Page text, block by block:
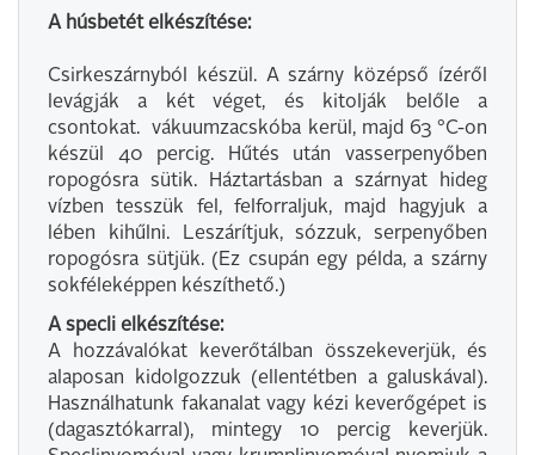
A húsbetét elkészítése:
Csirkeszárnyból készül. A szárny középső ízéről
levágják a két véget, és kitolják belőle a
csontokat. vákuumzacskóba kerül, majd 63 °C-on
készül 40 percig. Hűtés után vasserpenyőben
ropogósra sütik. Háztartásban a szárnyat hideg
vízben tesszük fel, felforraljuk, majd hagyjuk a
lében kihűlni. Leszárítjuk, sózzuk, serpenyőben
ropogósra sütjük. (Ez csupán egy példa, a szárny
sokféleképpen készíthető.)
A specli elkészítése:
A hozzávalókat keverőtálban összekeverjük, és
alaposan kidolgozzuk (ellentétben a galuskával).
Használhatunk fakanalat vagy kézi keverőgépet is
(dagasztókarral), mintegy 10 percig keverjük.